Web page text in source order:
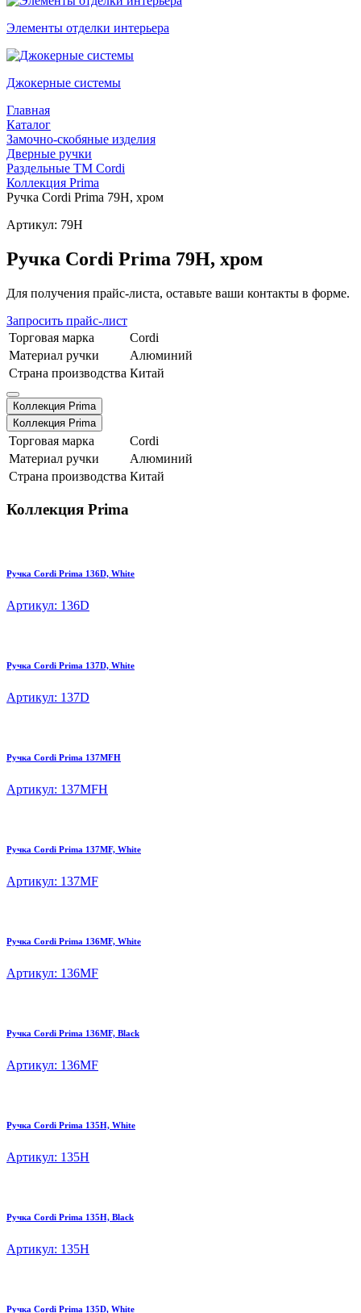
Элементы отделки интерьера
Джокерные системы
Главная
Каталог
Замочно-скобяные изделия
Дверные ручки
Раздельные ТМ Cordi
Коллекция Prima
Ручка Cordi Prima 79H, хром
Артикул: 79H
Ручка Cordi Prima 79H, хром
Для получения прайс-листа, оставьте ваши контакты в форме.
Запросить прайс-лист
Торговая марка
Cordi
Материал ручки
Алюминий
Страна производства Китай
Коллекция Prima
Коллекция Prima
Торговая марка
Cordi
Материал ручки
Алюминий
Страна производства Китай
Коллекция Prima
Ручка Cordi Prima 136D, White
Артикул: 136D
Ручка Cordi Prima 137D, White
Артикул: 137D
Ручка Cordi Prima 137MFH
Артикул: 137MFH
Ручка Cordi Prima 137MF, White
Артикул: 137MF
Ручка Cordi Prima 136MF, White
Артикул: 136MF
Ручка Cordi Prima 136MF, Black
Артикул: 136MF
Ручка Cordi Prima 135H, White
Артикул: 135H
Ручка Cordi Prima 135H, Black
Артикул: 135H
Ручка Cordi Prima 135D, White